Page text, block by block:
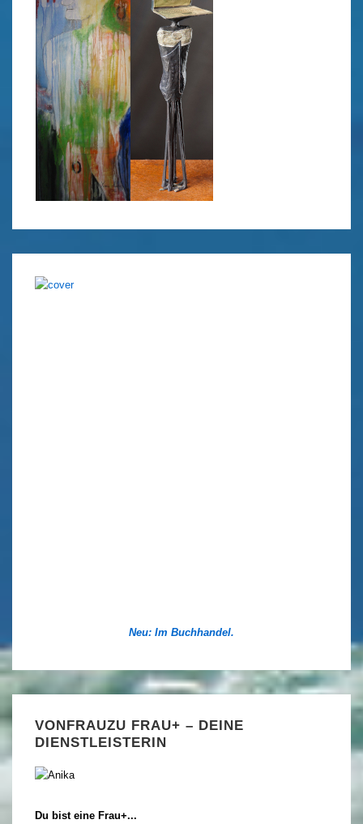
Neu: Im Buchhandel.
VONFRAUZU FRAU+ – DEINE
DIENSTLEISTERIN
Du bist eine Frau+...